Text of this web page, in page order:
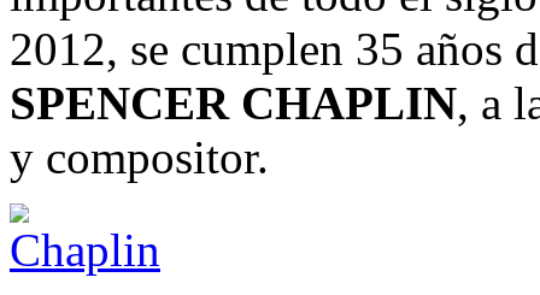
2012, se cumplen 35 años
SPENCER CHAPLIN, a
y compositor.